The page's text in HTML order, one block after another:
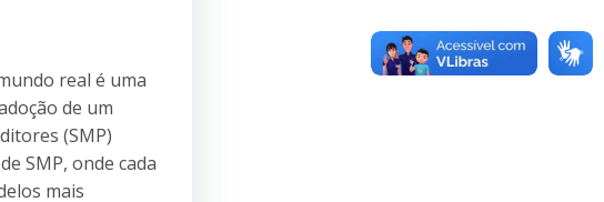
real é uma
de um
(SMP)
SMP, onde cada
mais